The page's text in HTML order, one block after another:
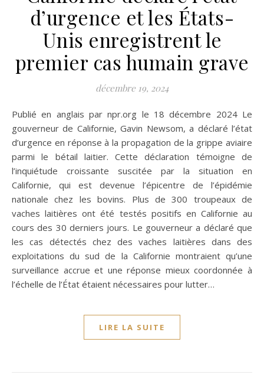
d’urgence et les États-
Unis enregistrent le
premier cas humain grave
décembre 19, 2024
Publié en anglais par npr.org le 18 décembre 2024 Le
gouverneur de Californie, Gavin Newsom, a déclaré l’état
d’urgence en réponse à la propagation de la grippe aviaire
parmi le bétail laitier. Cette déclaration témoigne de
l’inquiétude croissante suscitée par la situation en
Californie, qui est devenue l’épicentre de l’épidémie
nationale chez les bovins. Plus de 300 troupeaux de
vaches laitières ont été testés positifs en Californie au
cours des 30 derniers jours. Le gouverneur a déclaré que
les cas détectés chez des vaches laitières dans des
exploitations du sud de la Californie montraient qu’une
surveillance accrue et une réponse mieux coordonnée à
l’échelle de l’État étaient nécessaires pour lutter…
LIRE LA SUITE